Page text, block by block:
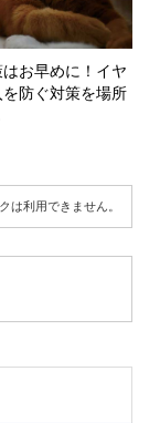
お早めに！イヤ
防ぐ対策を場所
は利用できません。